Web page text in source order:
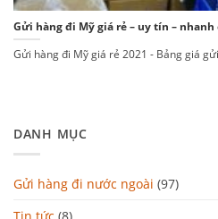
Gửi hàng đi Mỹ giá rẻ – uy tín – nhanh
Gửi hàng đi Mỹ giá rẻ 2021 - Bảng giá
DANH MỤC
Gửi hàng đi nước ngoài (97)